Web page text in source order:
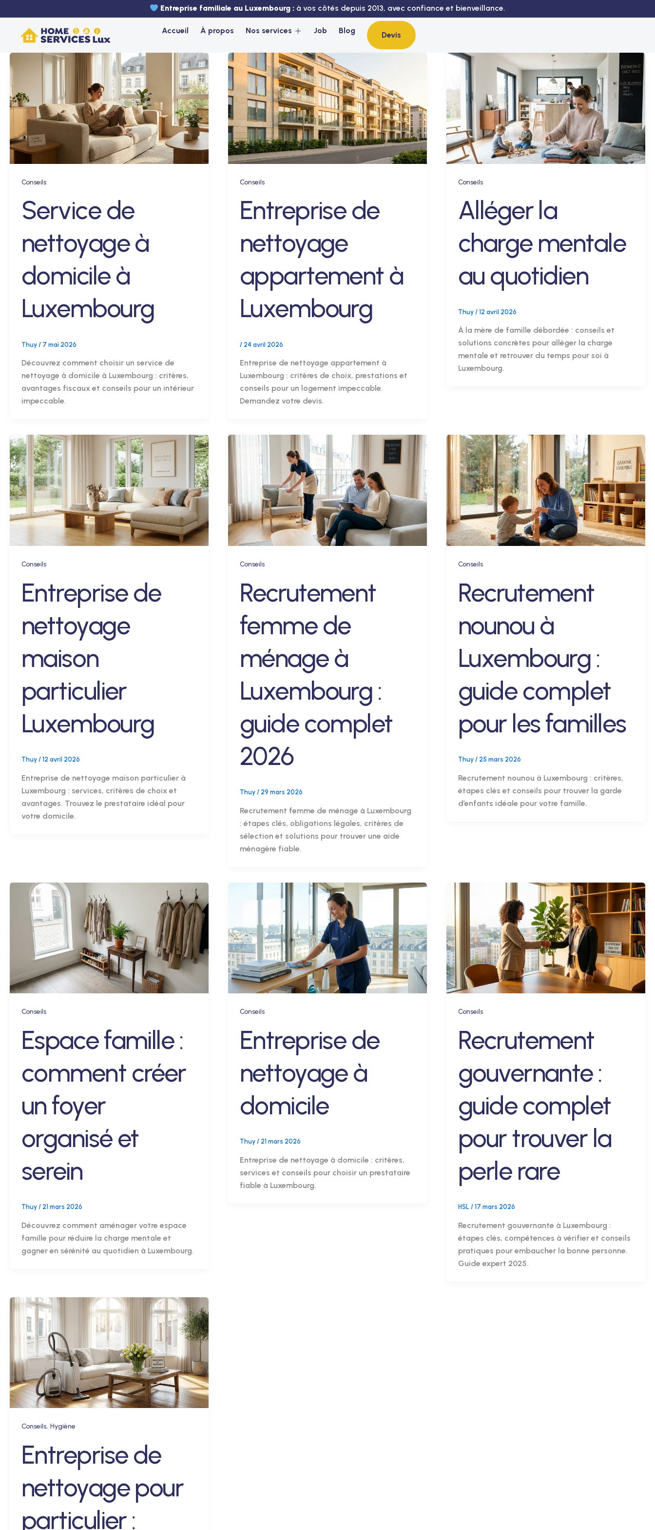
au
contenu
Entreprise familiale au Luxembourg : à vos côtés depuis 2013, avec confiance et bienveillance.
Accueil À propos Nos services Job Blog Devis
Conseils
Service de
nettoyage à
domicile à
Luxembourg
Thuy / 7 mai 2026
Découvrez comment choisir un service de
nettoyage à domicile à Luxembourg : critères,
avantages fiscaux et conseils pour un intérieur
impeccable.
Conseils
Entreprise de
nettoyage
appartement à
Luxembourg
/ 24 avril 2026
Entreprise de nettoyage appartement à
Luxembourg : critères de choix, prestations et
conseils pour un logement impeccable.
Demandez votre devis.
Conseils
Alléger la
charge mentale
au quotidien
Thuy / 12 avril 2026
À la mère de famille débordée : conseils et
solutions concrètes pour alléger la charge
mentale et retrouver du temps pour soi à
Luxembourg.
Conseils
Entreprise de
nettoyage
maison
particulier
Luxembourg
Thuy / 12 avril 2026
Entreprise de nettoyage maison particulier à
Luxembourg : services, critères de choix et
avantages. Trouvez le prestataire idéal pour
votre domicile.
Conseils
Recrutement
femme de
ménage à
Luxembourg :
guide complet
2026
Thuy / 29 mars 2026
Recrutement femme de ménage à Luxembourg
: étapes clés, obligations légales, critères de
sélection et solutions pour trouver une aide
ménagère fiable.
Conseils
Recrutement
nounou à
Luxembourg :
guide complet
pour les familles
Thuy / 25 mars 2026
Recrutement nounou à Luxembourg : critères,
étapes clés et conseils pour trouver la garde
d’enfants idéale pour votre famille.
Conseils
Espace famille :
comment créer
un foyer
organisé et
serein
Thuy / 21 mars 2026
Découvrez comment aménager votre espace
famille pour réduire la charge mentale et
gagner en sérénité au quotidien à Luxembourg.
Conseils
Entreprise de
nettoyage à
domicile
Thuy / 21 mars 2026
Entreprise de nettoyage à domicile : critères,
services et conseils pour choisir un prestataire
fiable à Luxembourg.
Conseils
Recrutement
gouvernante :
guide complet
pour trouver la
perle rare
HSL / 17 mars 2026
Recrutement gouvernante à Luxembourg :
étapes clés, compétences à vérifier et conseils
pratiques pour embaucher la bonne personne.
Guide expert 2025.
Conseils, Hygiène
Entreprise de
nettoyage pour
particulier :